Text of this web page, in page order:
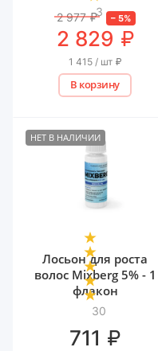
3
2 977 ₽ –5%
2 829 ₽
1 415 / шт ₽
В корзину
НЕТ В НАЛИЧИИ
30
Лосьон для роста
волос Mixberg 5% - 1
флакон
711 ₽